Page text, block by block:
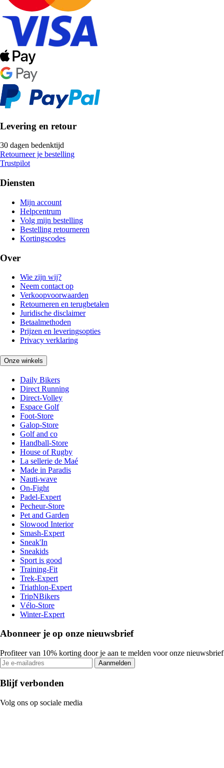
Levering en retour
30 dagen bedenktijd
Retourneer je bestelling
Trustpilot
Diensten
Mijn account
Helpcentrum
Volg mijn bestelling
Bestelling retourneren
Kortingscodes
Over
Wie zijn wij?
Neem contact op
Verkoopvoorwaarden
Retourneren en terugbetalen
Juridische disclaimer
Betaalmethoden
Prijzen en leveringsopties
Privacy verklaring
Onze winkels
Daily Bikers
Direct Running
Direct-Volley
Espace Golf
Foot-Store
Galop-Store
Golf and co
Handball-Store
House of Rugby
La sellerie de Maé
Made in Paradis
Nauti-wave
On-Fight
Padel-Expert
Pecheur-Store
Pet and Garden
Slowood Interior
Smash-Expert
Sneak'In
Sneakids
Sport is good
Training-Fit
Trek-Expert
Triathlon-Expert
TripNBikers
Vélo-Store
Winter-Expert
Abonneer je op onze nieuwsbrief
Profiteer van 10% korting door je aan te melden voor onze nieuwsbrief
Aanmelden
Blijf verbonden
Volg ons op sociale media